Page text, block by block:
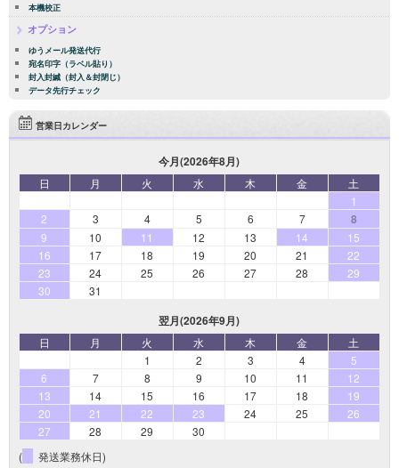
本機校正
オプション
ゆうメール発送代行
宛名印字（ラベル貼り）
封入封緘（封入＆封閉じ）
データ先行チェック
営業日カレンダー
今月(2026年8月)
日 月 火 水 木 金
土
1
2
3 4 5 6 7 8
9 10 11 12 13 14
15
16
17 18 19 20 21
22
23
24 25 26 27 28
29
30
31
翌月(2026年9月)
日 月 火 水 木 金
土
1
2 3 4
5
6
7 8 9 10 11
12
13
14 15 16 17 18
19
20
21 22 23 24 25
26
27
28 29
30
(
発送業務休日)